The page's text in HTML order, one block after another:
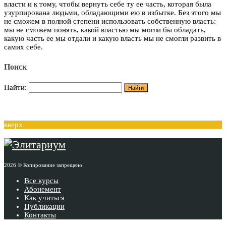
власти и к тому, чтобы вернуть себе ту ее часть, которая была
узурпирована людьми, обладающими ею в избытке. Без этого мы
не сможем в полной степени использовать собственную власть:
мы не сможем понять, какой властью мы могли бы обладать,
какую часть ее мы отдали и какую власть мы не смогли развить в
самих себе.
Поиск
Найти:
вверх
2026 © Копирование запрещено.
Все курсы
Абонемент
Как учиться
Публикации
Контакты